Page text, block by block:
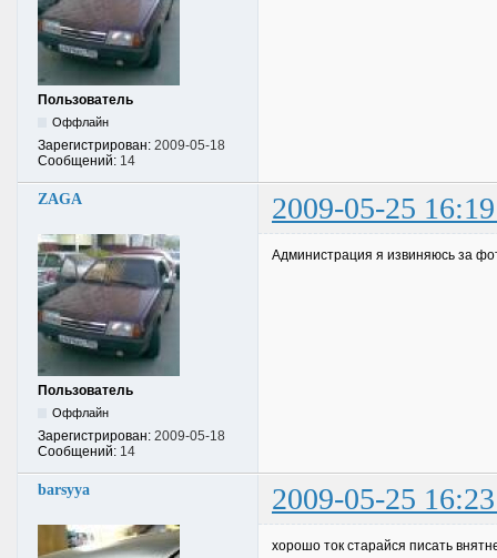
Пользователь
Оффлайн
Зарегистрирован: 2009-05-18
Сообщений: 14
ZAGA 2009-05-25
Пользователь
Оффлайн
Зарегистрирован: 2009-05-18
Сообщений: 14
Администрация я извиняюсь за
barsyya 2009-05-25
хорошо ток старайся писать